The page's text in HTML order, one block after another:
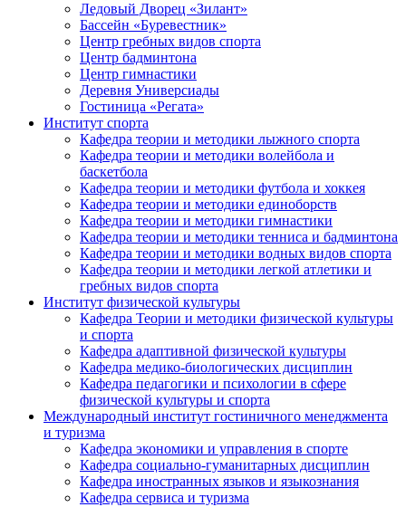
Ледовый Дворец «Зилант»
Бассейн «Буревестник»
Центр гребных видов спорта
Центр бадминтона
Центр гимнастики
Деревня Универсиады
Гостиница «Регата»
Институт спорта
Кафедра теории и методики лыжного спорта
Кафедра теории и методики волейбола и
баскетбола
Кафедра теории и методики футбола и хоккея
Кафедра теории и методики единоборств
Кафедра теории и методики гимнастики
Кафедра теории и методики тенниса и бадминтона
Кафедра теории и методики водных видов спорта
Кафедра теории и методики легкой атлетики и
гребных видов спорта
Институт физической культуры
Кафедра Теории и методики физической культуры
и спорта
Кафедра адаптивной физической культуры
Кафедра медико-биологических дисциплин
Кафедра педагогики и психологии в сфере
физической культуры и спорта
Международный институт гостиничного менеджмента
и туризма
Кафедра экономики и управления в спорте
Кафедра социально-гуманитарных дисциплин
Кафедра иностранных языков и языкознания
Кафедра сервиса и туризма